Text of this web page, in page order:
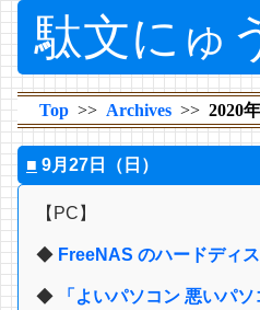
駄文にゅ
Top Archives 2020
■ 9月27日（日）
【PC】
◆ FreeNAS のハードディ
◆ 「よいパソコン 悪いパ